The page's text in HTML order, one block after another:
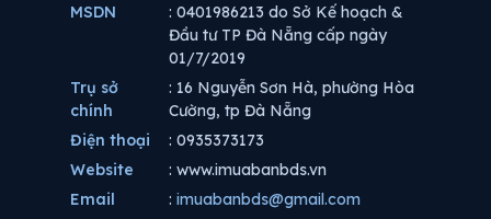
MSDN
: 0401986213 do Sở Kế hoạch &
Đầu tư TP Đà Nẵng cấp ngày
01/7/2019
Trụ sở
chính
: 16 Nguyễn Sơn Hà, phường Hòa
Cường, tp Đà Nẵng
Điện thoại
: 0935373173
Website
: www.imuabanbds.vn
Email
: imuabanbds@gmail.com